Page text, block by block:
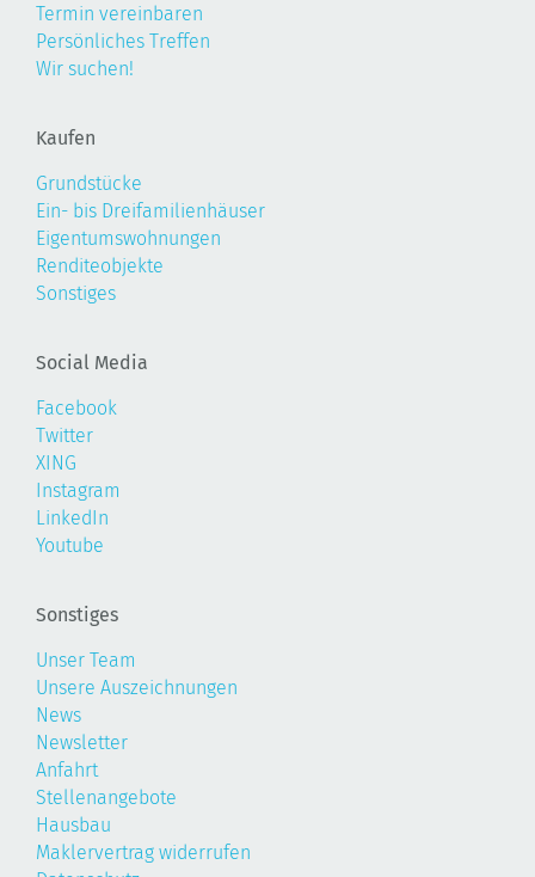
Termin vereinbaren
Persönliches Treffen
Wir suchen!
Kaufen
Grundstücke
Ein- bis Dreifamilienhäuser
Eigentumswohnungen
Renditeobjekte
Sonstiges
Social Media
Facebook
Twitter
XING
Instagram
LinkedIn
Youtube
Sonstiges
Unser Team
Unsere Auszeichnungen
News
Newsletter
Anfahrt
Stellenangebote
Hausbau
Maklervertrag widerrufen